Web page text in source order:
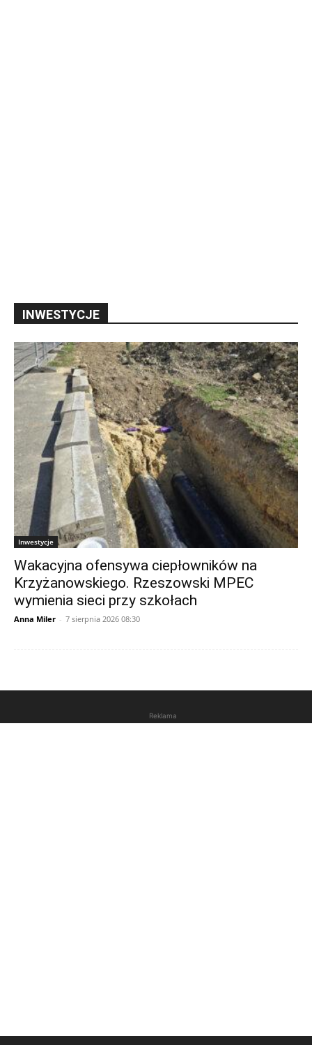
INWESTYCJE
Inwestycje
Wakacyjna ofensywa ciepłowników na
Krzyżanowskiego. Rzeszowski MPEC
wymienia sieci przy szkołach
Anna Miler - 7 sierpnia 2026 08:30
Reklama